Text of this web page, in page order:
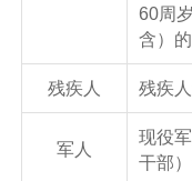
60周
含）
残疾人 残疾
军人
现役
干部